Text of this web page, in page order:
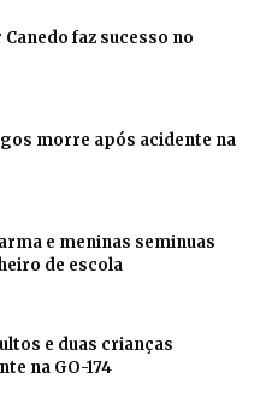
faz sucesso no
morre após acidente na
e meninas seminuas
de escola
e duas crianças
na GO-174